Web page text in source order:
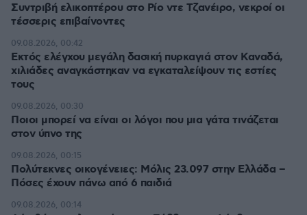
Συντριβή ελικοπτέρου στο Ρίο ντε Τζανέιρο, νεκροί οι
τέσσερις επιβαίνοντες
Εκτός ελέγχου μεγάλη δασική πυρκαγιά στον Καναδά,
χιλιάδες αναγκάστηκαν να εγκαταλείψουν τις εστίες
τους
09.08.2026, 00:42
Ποιοι μπορεί να είναι οι λόγοι που μια γάτα τινάζεται
στον ύπνο της
09.08.2026, 00:30
Πολύτεκνες οικογένειες: Μόλις 23.097 στην Ελλάδα –
Πόσες έχουν πάνω από 6 παιδιά
09.08.2026, 00:15
09.08.2026, 00:14